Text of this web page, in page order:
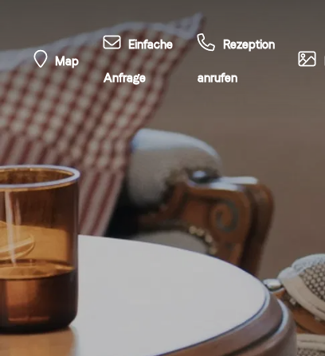
Map
Einfache
Anfrage
Rezeption
anrufen